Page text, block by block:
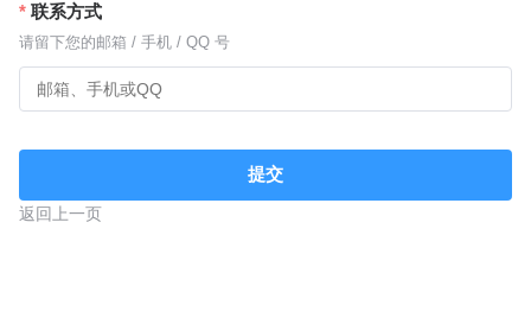
联系方式
请留下您的邮箱 / 手机 / QQ 号
提交
返回上一页